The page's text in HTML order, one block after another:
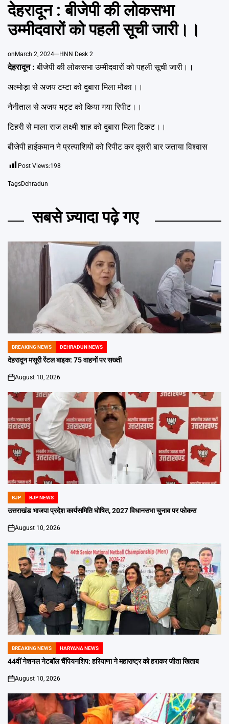
IN
देहरादून : बीजेपी की लोकसभा
उम्मीदवारों को पहली सूची जारी।।
onMarch 2, 2024 HNN Desk 2
देहरादून :बीजेपी की लोकसभा उम्मीदवारों को पहली सूची जारी।।
अल्मोड़ा से अजय टम्टा को दुबारा मिला मौका।।
नैनीताल से अजय भट्ट को किया गया रिपीट।।
टिहरी से माला राज लक्ष्मी शाह को दुबारा मिला टिकट।।
बीजेपी हाईकमान ने प्रत्याशियों को रिपीट कर दूसरी बार जताया विश्वास
Post Views:198
TagsDehradun
सबसे ज़्यादा पढ़े गए
POSTED
IN
BREAKING NEWS DEHRADUN NEWS
देहरादून मसूरी रेंटल बाइक: 75 वाहनों पर सख्ती
on
August 10, 2026
POSTED
IN
BJP BJP NEWS
उत्तराखंड भाजपा प्रदेश कार्यसमिति घोषित, 2027 विधानसभा चुनाव पर फोकस
on
August 10, 2026
POSTED
IN
BREAKING NEWS HARYANA NEWS
44वीं नेशनल नेटबॉल चैंपियनशिप: हरियाणा ने महाराष्ट्र को हराकर जीता खिताब
on
August 10, 2026